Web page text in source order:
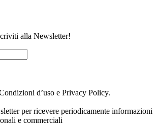
alla Newsletter!
d’uso e Privacy Policy.
per ricevere periodicamente informazioni
e commerciali